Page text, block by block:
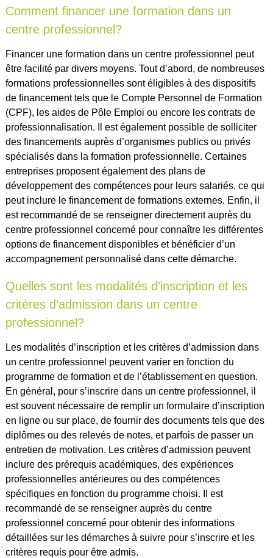
Comment financer une formation dans un
centre professionnel?
Financer une formation dans un centre professionnel peut
être facilité par divers moyens. Tout d’abord, de nombreuses
formations professionnelles sont éligibles à des dispositifs
de financement tels que le Compte Personnel de Formation
(CPF), les aides de Pôle Emploi ou encore les contrats de
professionnalisation. Il est également possible de solliciter
des financements auprès d’organismes publics ou privés
spécialisés dans la formation professionnelle. Certaines
entreprises proposent également des plans de
développement des compétences pour leurs salariés, ce qui
peut inclure le financement de formations externes. Enfin, il
est recommandé de se renseigner directement auprès du
centre professionnel concerné pour connaître les différentes
options de financement disponibles et bénéficier d’un
accompagnement personnalisé dans cette démarche.
Quelles sont les modalités d’inscription et les
critères d’admission dans un centre
professionnel?
Les modalités d’inscription et les critères d’admission dans
un centre professionnel peuvent varier en fonction du
programme de formation et de l’établissement en question.
En général, pour s’inscrire dans un centre professionnel, il
est souvent nécessaire de remplir un formulaire d’inscription
en ligne ou sur place, de fournir des documents tels que des
diplômes ou des relevés de notes, et parfois de passer un
entretien de motivation. Les critères d’admission peuvent
inclure des prérequis académiques, des expériences
professionnelles antérieures ou des compétences
spécifiques en fonction du programme choisi. Il est
recommandé de se renseigner auprès du centre
professionnel concerné pour obtenir des informations
détaillées sur les démarches à suivre pour s’inscrire et les
critères requis pour être admis.